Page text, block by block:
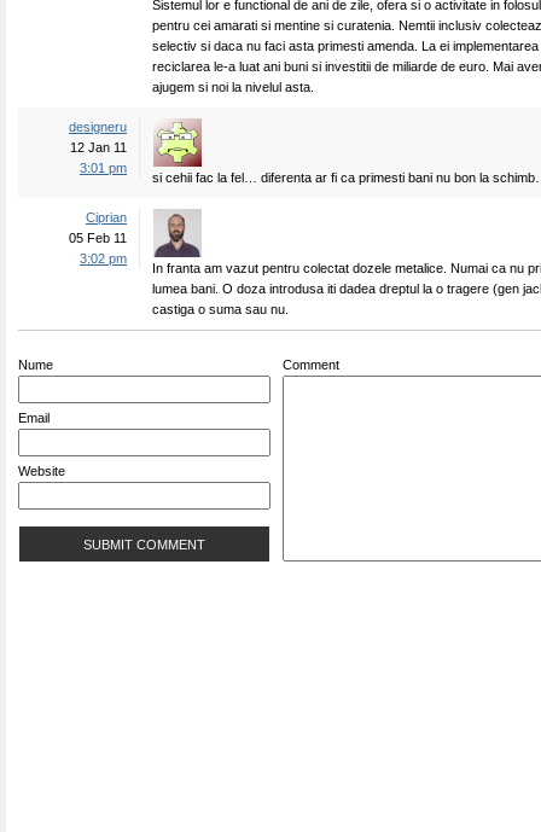
Sistemul lor e functional de ani de zile, ofera si o activitate in
pentru cei amarati si mentine si curatenia. Nemtii inclusiv
selectiv si daca nu faci asta primesti amenda. La ei
reciclarea le-a luat ani buni si investitii de miliarde de euro. Mai
ajugem si noi la nivelul asta.
designeru
12 Jan 11
3:01 pm
si cehii fac la fel… diferenta ar fi ca primesti bani nu bon la
Ciprian
05 Feb 11
3:02 pm
In franta am vazut pentru colectat dozele metalice. Numai ca nu
lumea bani. O doza introdusa iti dadea dreptul la o tragere (gen
castiga o suma sau nu.
Nume
Email
Website
Comment